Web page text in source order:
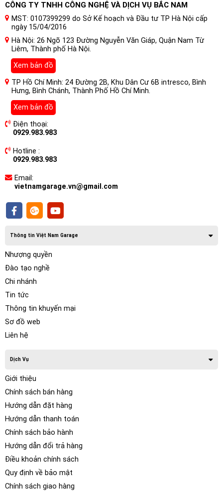
hợp.
Nếu bạn đang sở hữu 1 chiếc xe cỡ nhỏ sedan, hatback với
mục đích cải thiện âm thanh đơn giản nên chọn giải pháp
treble…
Với xe cỡ nhỏ như hatback hay sedan việc lựa chọn 1 cục
loa sub làm sao cho hợp lý, loa sub điện cỡ nhỏ bạn có thể
không làm thay đổi kết cấu hay diện tích của xe. Với lắp đặt
loa subwoofer công suất lớn loa bass 10 đóng thùng bạn
nên cân nhắc vì nó sẽ khác bất tiện khi di chuyển sắp xếp
thêm hành lý….
CÔNG TY TNHH CÔNG NGHỆ VÀ DỊCH VỤ BẮC NAM
MST: 0107399299 do Sở Kế hoạch và Đầu tư TP Hà Nội cấp
ngày 15/04/2016
Hà Nội: 26 Ngõ 123 Đường Nguyễn Văn Giáp, Quận Nam Từ
Liêm, Thành phố Hà Nội.
Xem bản đồ
TP Hồ Chí Minh: 24 Đường 2B, Khu Dân Cư 6B intresco, Bình
Hưng, Bình Chánh, Thành Phố Hồ Chí Minh.
Xem bản đồ
Điện thoại:
0929.983.983
Hotline :
0929.983.983
Email:
vietnamgarage.vn@gmail.com
Thông tin Việt Nam Garage
Nhượng quyền
Đào tạo nghề
Chi nhánh
Tin tức
Thông tin khuyến mại
Sơ đồ web
Liên hệ
Dịch Vụ
Giới thiệu
Chính sách bán hàng
Hướng dẫn đặt hàng
Hướng dẫn thanh toán
Chính sách bảo hành
Hướng dẫn đổi trả hàng
Điều khoản chính sách
Quy định về bảo mật
Chính sách giao hàng